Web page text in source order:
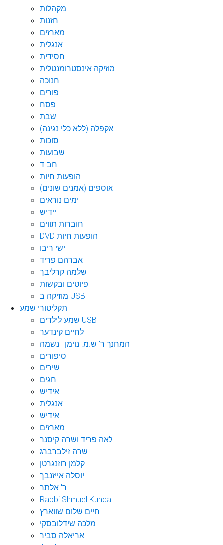
מקהלות
חזנות
מארזים
אנגלית
חסידית
מוזיקה אינסטרומנטלית
חנוכה
פורים
פסח
שבת
אקפלה (ללא כלי נגינה)
סוכות
שבועות
חב"ד
הופעות חיות
אוספים (אמנים שונים)
ימים נוראים
יידיש
חוברות תווים
DVD הופעות חיות
ישי ריבו
אברהם פריד
שלמה קרליבך
פיוטים ובקשות
מוזיקה ב USB
תקליטורי שמע
שמע לילדים USB
לחיים קינדער
המחנך ר' ש.מ. נוימן | נשמה
סיפורים
שירים
חגים
אידיש
אנגלית
אידיש
מארזים
לאה פריד ושרה קיסנר
שרה זילברברג
קלמן רוזנגרטן
יוסלה אייזנבך
ר' אלתר
Rabbi Shmuel Kunda
חיים שלום שווארץ
מלכה שידלובסקי
אריאלה סביר